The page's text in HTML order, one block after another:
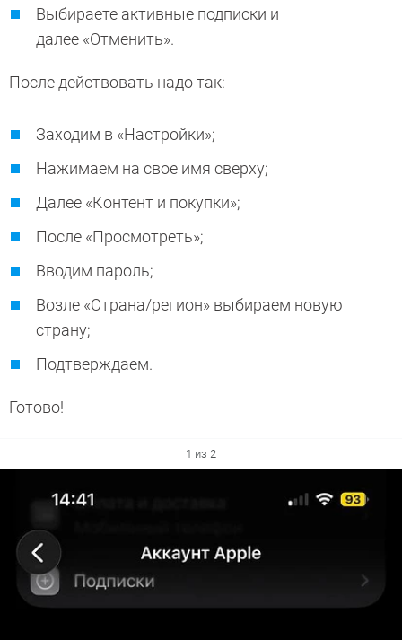
Выбираете активные подписки и
далее «Отменить».
После действовать надо так:
Заходим в «Настройки»;
Нажимаем на свое имя сверху;
Далее «Контент и покупки»;
После «Просмотреть»;
Вводим пароль;
Возле «Страна/регион» выбираем новую
страну;
Подтверждаем.
Готово!
1 из 2